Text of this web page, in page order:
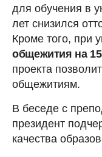
для обучения в
лет снизился
Кроме того, при
общежития на
проекта
общежитиям.
В беседе с
президент
качества